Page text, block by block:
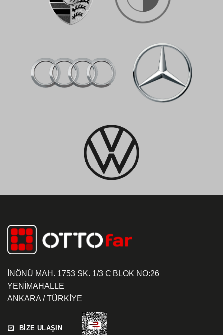
İNÖNÜ MAH. 1753 SK. 1/3 C BLOK NO:26
YENİMAHALLE
ANKARA / TÜRKİYE
BİZE ULAŞIN